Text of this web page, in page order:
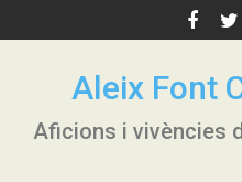
to
Aleix Font
Aficions i vivències